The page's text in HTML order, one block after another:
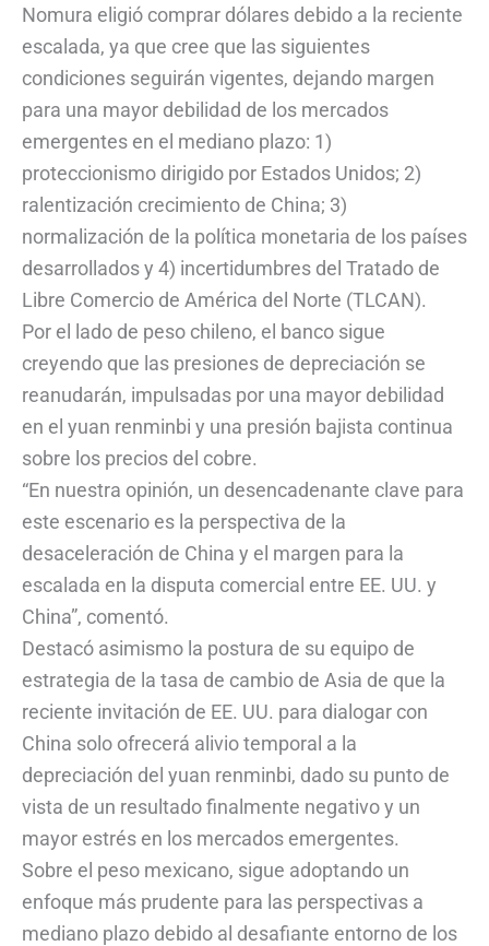
Nomura eligió comprar dólares debido a la reciente
escalada, ya que cree que las siguientes
condiciones seguirán vigentes, dejando margen
para una mayor debilidad de los mercados
emergentes en el mediano plazo: 1)
proteccionismo dirigido por Estados Unidos; 2)
ralentización crecimiento de China; 3)
normalización de la política monetaria de los países
desarrollados y 4) incertidumbres del Tratado de
Libre Comercio de América del Norte (TLCAN).
Por el lado de peso chileno, el banco sigue
creyendo que las presiones de depreciación se
reanudarán, impulsadas por una mayor debilidad
en el yuan renminbi y una presión bajista continua
sobre los precios del cobre.
“En nuestra opinión, un desencadenante clave para
este escenario es la perspectiva de la
desaceleración de China y el margen para la
escalada en la disputa comercial entre EE. UU. y
China”, comentó.
Destacó asimismo la postura de su equipo de
estrategia de la tasa de cambio de Asia de que la
reciente invitación de EE. UU. para dialogar con
China solo ofrecerá alivio temporal a la
depreciación del yuan renminbi, dado su punto de
vista de un resultado finalmente negativo y un
mayor estrés en los mercados emergentes.
Sobre el peso mexicano, sigue adoptando un
enfoque más prudente para las perspectivas a
mediano plazo debido al desafiante entorno de los